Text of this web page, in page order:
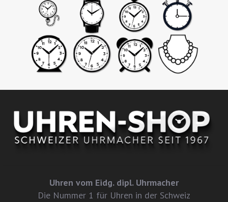
Uhren vom Eidg. dipl. Uhrmacher
Die Nummer 1 für Uhren in der Schweiz